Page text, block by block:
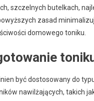
szczelnych butelkach,
zasad
domowego toniku.
być dostosowany do
nawilżających, takich